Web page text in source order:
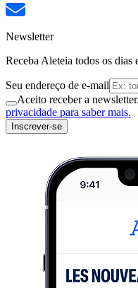
Newsletter
Receba Aleteia todos os dias
Seu endereço de e-mail
Aceito receber a
privacidade para saber mais.
Inscrever-se